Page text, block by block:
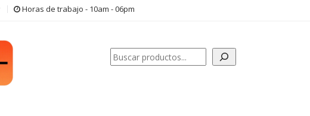
Horas de trabajo - 10am - 06pm
Buscar